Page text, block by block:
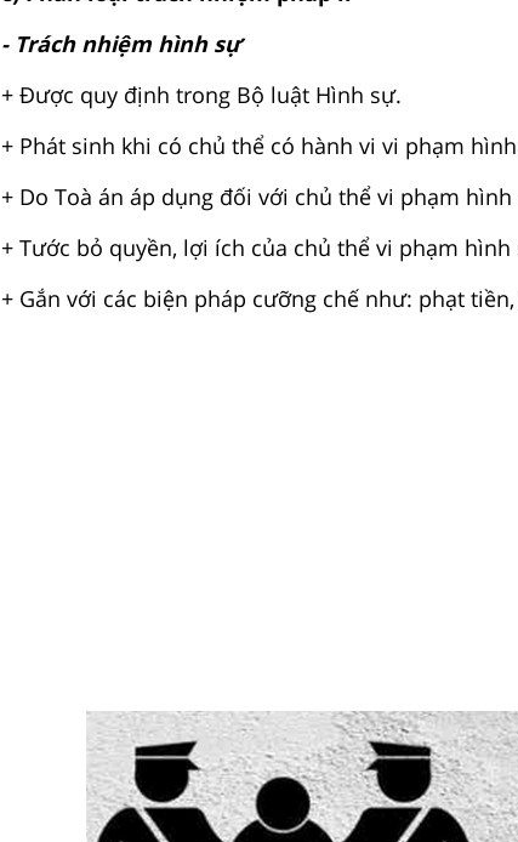
- Trách nhiệm hình sự
+ Được quy định trong Bộ luật Hình sự.
+ Phát sinh khi có chủ thể có hành vi vi phạm
+ Do Toà án áp dụng đối với chủ thể vi phạm hình
+ Tước bỏ quyền, lợi ích của chủ thể vi phạm hình
+ Gắn với các biện pháp cưỡng chế như: phạt